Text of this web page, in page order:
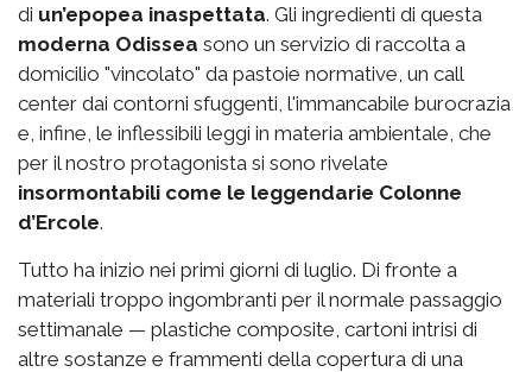
di un’epopea inaspettata. Gli ingredienti di questa
moderna Odissea sono un servizio di raccolta a
domicilio "vincolato" da pastoie normative, un call
center dai contorni sfuggenti, l'immancabile burocrazia
e, infine, le inflessibili leggi in materia ambientale, che
per il nostro protagonista si sono rivelate
insormontabili come le leggendarie Colonne
d’Ercole.
Tutto ha inizio nei primi giorni di luglio. Di fronte a
materiali troppo ingombranti per il normale passaggio
settimanale — plastiche composite, cartoni intrisi di
altre sostanze e frammenti della copertura di una